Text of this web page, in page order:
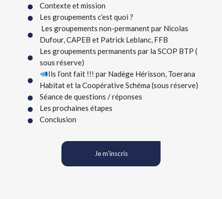
Contexte et mission
Les groupements c’est quoi ?
Les groupements non-permanent par Nicolas
Dufour, CAPEB et Patrick Leblanc, FFB
Les groupements permanents par la SCOP BTP (
sous réserve)
Ils l’ont fait !!! par Nadège Hérisson, Toerana
Habitat et la Coopérative Schéma (sous réserve)
Séance de questions / réponses
Les prochaines étapes
Conclusion
Je m'inscris